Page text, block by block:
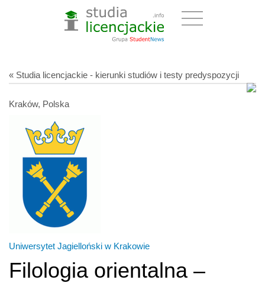
« Studia licencjackie - kierunki studiów i testy predyspozycji
Kraków, Polska
Uniwersytet Jagielloński w Krakowie
Filologia orientalna –